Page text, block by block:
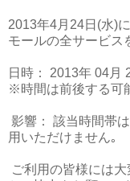
2013年4月24日(水)
モールの全サービス
日時： 2013年 04月
※時間は前後する可
影響： 該当時間帯
用いただけません｡
ご利用の皆様には